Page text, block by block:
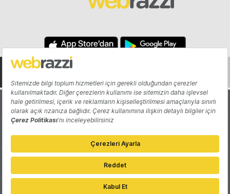
Hakkında Yazarlar
Katkıda Bulun Reklam